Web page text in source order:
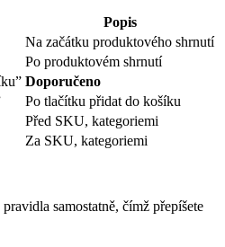
Popis
Na začátku produktového shrnutí
Po produktovém shrnutí
Doporučeno
Po tlačítku přidat do košíku
Před SKU, kategoriemi
Za SKU, kategoriemi
samostatně, čímž přepíšete